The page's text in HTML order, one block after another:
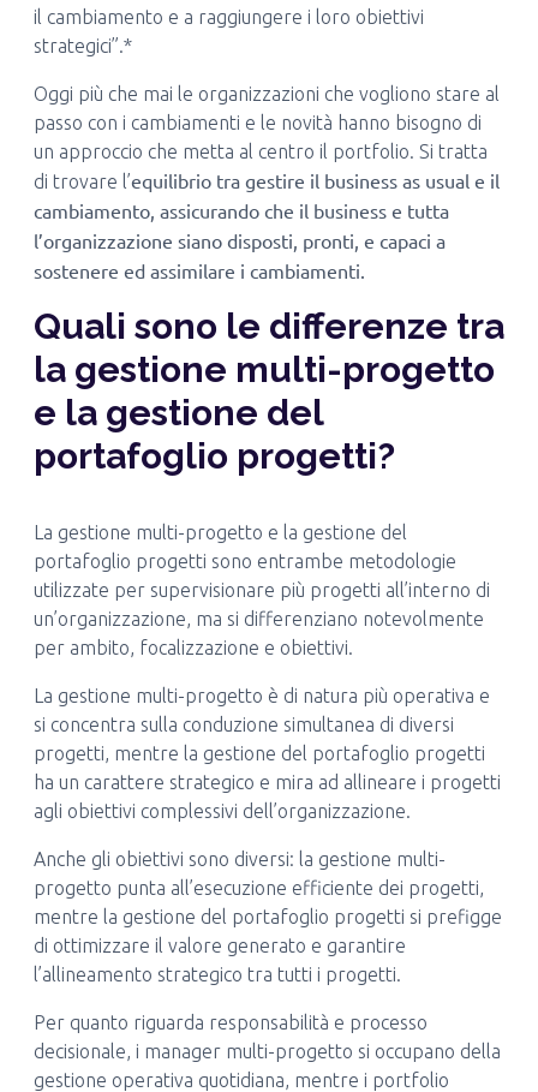
il cambiamento e a raggiungere i loro obiettivi
strategici”.*
Oggi più che mai le organizzazioni che vogliono stare al
passo con i cambiamenti e le novità hanno bisogno di
un approccio che metta al centro il portfolio. Si tratta
di trovare l’equilibrio tra gestire il business as usual e il
cambiamento, assicurando che il business e tutta
l’organizzazione siano disposti, pronti, e capaci a
sostenere ed assimilare i cambiamenti.
Quali sono le differenze tra
la gestione multi-progetto
e la gestione del
portafoglio progetti?
La gestione multi-progetto e la gestione del
portafoglio progetti sono entrambe metodologie
utilizzate per supervisionare più progetti all’interno di
un’organizzazione, ma si differenziano notevolmente
per ambito, focalizzazione e obiettivi.
La gestione multi-progetto è di natura più operativa e
si concentra sulla conduzione simultanea di diversi
progetti, mentre la gestione del portafoglio progetti
ha un carattere strategico e mira ad allineare i progetti
agli obiettivi complessivi dell’organizzazione.
Anche gli obiettivi sono diversi: la gestione multi-
progetto punta all’esecuzione efficiente dei progetti,
mentre la gestione del portafoglio progetti si prefigge
di ottimizzare il valore generato e garantire
l’allineamento strategico tra tutti i progetti.
Per quanto riguarda responsabilità e processo
decisionale, i manager multi-progetto si occupano della
gestione operativa quotidiana, mentre i portfolio